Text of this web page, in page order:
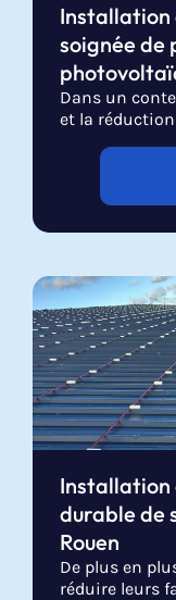
soignée de
Dans un
et la réduction
Installation
durable de
Rouen
De plus en
réduire leurs